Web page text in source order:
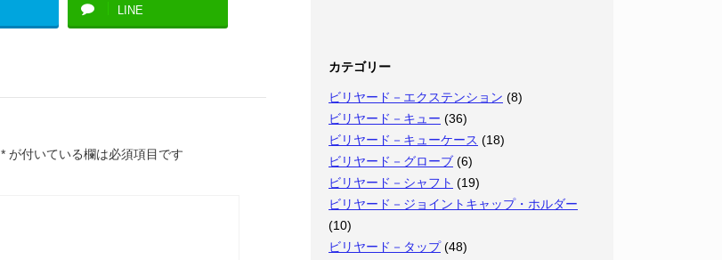
LINE
* が付いている欄は必須項目です
カテゴリー
ビリヤード－エクステンション (8)
ビリヤード－キュー (36)
ビリヤード－キューケース (18)
ビリヤード－グローブ (6)
ビリヤード－シャフト (19)
ビリヤード－ジョイントキャップ・ホルダー
(10)
ビリヤード－タップ(48)